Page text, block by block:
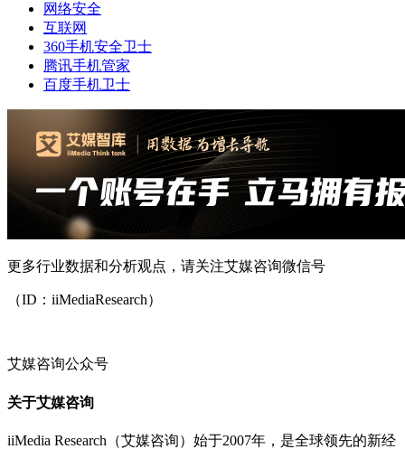
网络安全
互联网
360手机安全卫士
腾讯手机管家
百度手机卫士
更多行业数据和分析观点，请关注艾媒咨询微信号
（ID：iiMediaResearch）
艾媒咨询公众号
关于艾媒咨询
iiMedia Research（艾媒咨询）始于2007年，是全球领先的新经